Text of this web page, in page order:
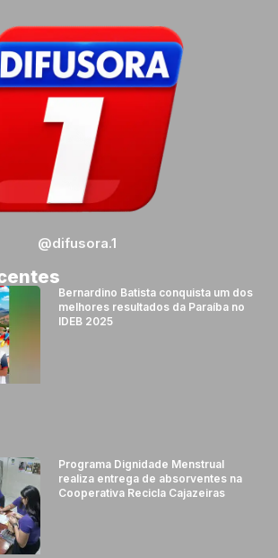
@difusora.1
Bernardino Batista conquista um dos
melhores resultados da Paraíba no
IDEB 2025
Programa Dignidade Menstrual
realiza entrega de absorventes na
Cooperativa Recicla Cajazeiras